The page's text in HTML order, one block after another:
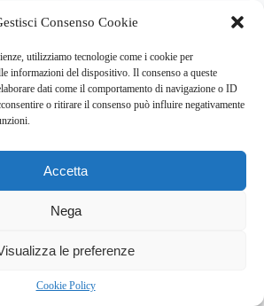
Consenso Cookie
utilizziamo tecnologie come i cookie per
informazioni del dispositivo. Il consenso a queste
dati come il comportamento di navigazione o ID
o ritirare il consenso può influire negativamente
Accetta
Nega
le preferenze
Cookie Policy
team italo-britannico del CNR-IN e
di Cambridge svela il codice che
la diversità cerebrale
ago 7, 2026
nazionale vittime errori
giudiziari: la scienza rivela i bias cognitivi